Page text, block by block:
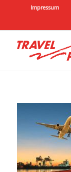
Impressum